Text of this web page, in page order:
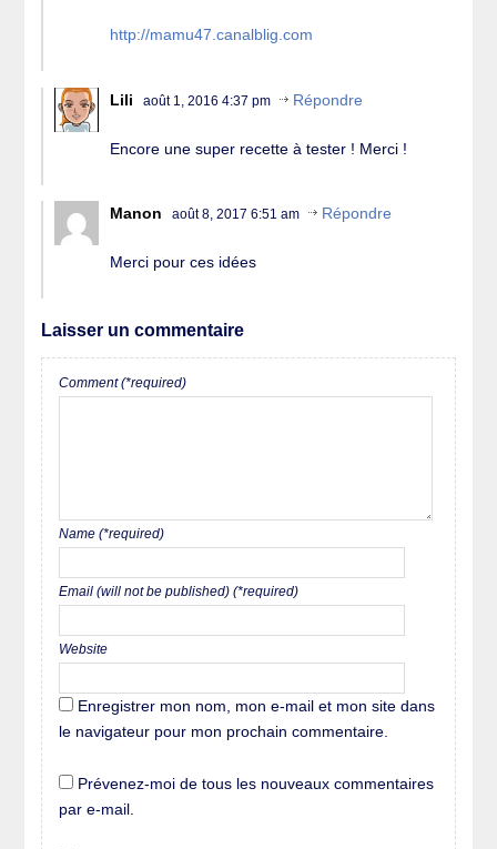
http://mamu47.canalblig.com
Lili août 1, 2016 4:37 pm Répondre
Encore une super recette à tester ! Merci !
Manon août 8, 2017 6:51 am Répondre
Merci pour ces idées
Laisser un commentaire
Comment (*required)
Name (*required)
Email (will not be published) (*required)
Website
Enregistrer mon nom, mon e-mail et mon site dans
le navigateur pour mon prochain commentaire.
Prévenez-moi de tous les nouveaux commentaires
par e-mail.